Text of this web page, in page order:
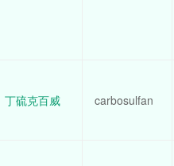
丁硫克百威 carbosulfan